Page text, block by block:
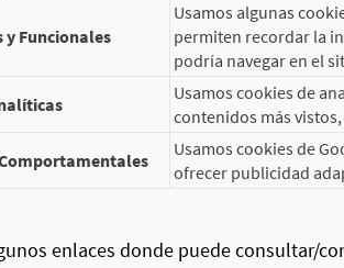
y Funcionales
Usamos algunas
permiten recordar la
podría navegar en el
Usamos cookies de
contenidos más
Usamos cookies de
ofrecer publicidad
enlaces donde puede consultar/